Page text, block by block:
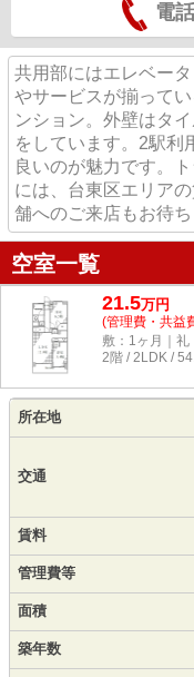
電
共用部にはエレベー
やサービスが揃って
ンション。外壁はタ
をしています。2駅利
良いのが魅力です。
には、台東区エリア
舗へのご来店もお待ち
空室一覧
21.5万円
(管理費・共益
敷：1ヶ月｜礼
2階 / 2LDK /
所在地
交通
賃料
管理費等
面積
築年数